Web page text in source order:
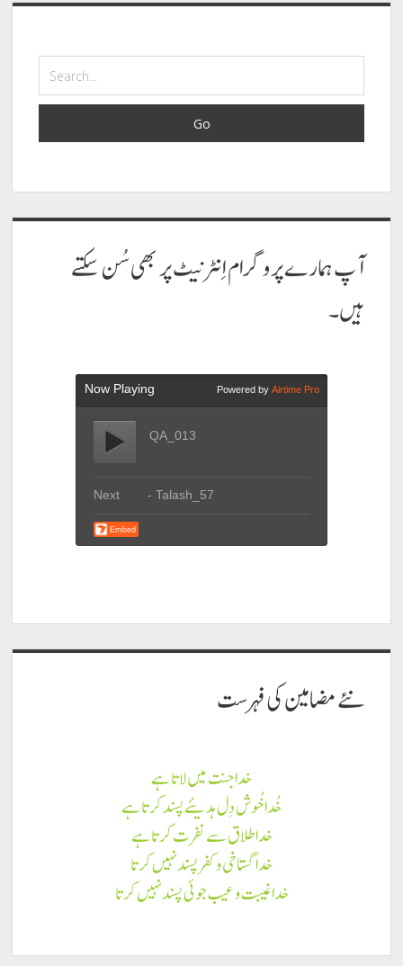
Sidebar
آپ ہمارے پروگرام اِنٹرنیٹ پر بھی سُن سکتے
ہیں۔
نئے مضامين كى فہرست
خدا جنت میں لاتا ہے
خُدا خُوش دِل ہدیئے پسند کرتا ہے
خدا طلاق سے نفرت کرتا ہے
خدا گستاخی و کفر پسند نہیں کرتا
خدا غیبت و عیب جوئی پسند نہیں کرتا